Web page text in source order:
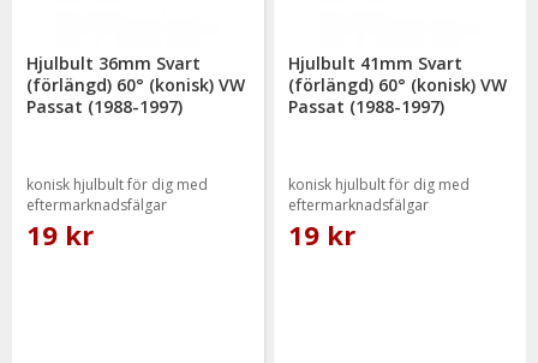
Hjulbult 36mm Svart
(förlängd) 60° (konisk) VW
Passat (1988-1997)
konisk hjulbult för dig med
eftermarknadsfälgar
19 kr
Hjulbult 41mm Svart
(förlängd) 60° (konisk) VW
Passat (1988-1997)
konisk hjulbult för dig med
eftermarknadsfälgar
19 kr